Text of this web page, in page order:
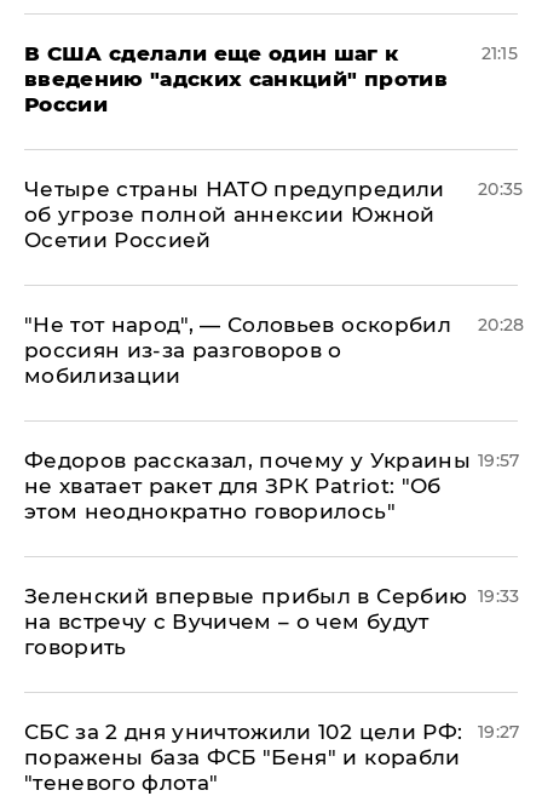
В США сделали еще один шаг к
введению "адских санкций" против
России
21:15
Четыре страны НАТО предупредили
об угрозе полной аннексии Южной
Осетии Россией
20:35
​"Не тот народ", — Соловьев оскорбил
россиян из-за разговоров о
мобилизации
20:28
Федоров рассказал, почему у Украины
не хватает ракет для ЗРК Patriot: "Об
этом неоднократно говорилось"
19:57
Зеленский впервые прибыл в Сербию
на встречу с Вучичем – о чем будут
говорить
19:33
СБС за 2 дня уничтожили 102 цели РФ:
поражены база ФСБ "Беня" и корабли
"теневого флота"
19:27